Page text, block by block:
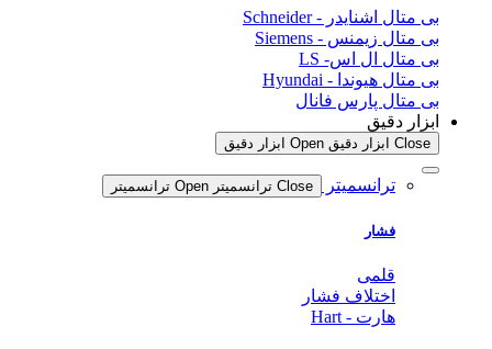
بی متال اشنایدر - Schneider
بی متال زیمنس - Siemens
بی متال ال اس- LS
بی متال هیوندا - Hyundai
بی متال پارس فانال
ابزار دقیق
Close ابزار دقیق Open ابزار دقیق
ترانسمیتر Close ترانسمیتر Open ترانسمیتر
فشار
قلمی
اختلاف فشار
هارت - Hart